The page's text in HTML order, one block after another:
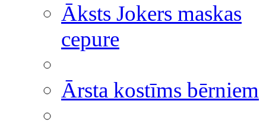
Āksts Jokers maskas
cepure
Ārsta kostīms bērniem